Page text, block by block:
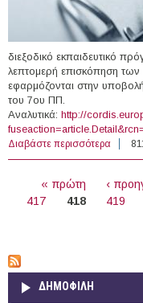
διεξοδικό εκπαιδευτικό
λεπτομερή επισκόπηση
εφαρμόζονται στην
του 7ου ΠΠ.
Αναλυτικά: http://
Διαβάστε περισσότερα για
« πρώτη ‹
417
418 419
ΔΗΜΟΦΙΛΗ